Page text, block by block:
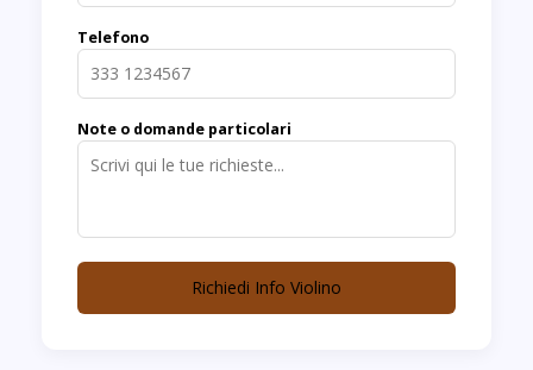
Telefono
Note o domande particolari
Richiedi Info Violino